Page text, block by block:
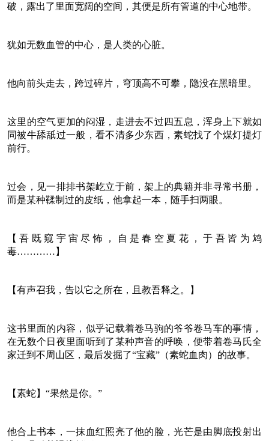
破，露出了里面宽阔的空间，其便是所有管道的中心地带。
犹如无数血管的中心，是人类的心脏。
他向前头走去，跨过碎片，穹顶高不可攀，隐没在黑暗里。
这里的空气更加的闷湿，走进去不过四五息，浑身上下就如
同被牛舔舐过一般，看不清多少东西，素蛇找了个煤灯提灯
前行。
过会，见一排排书架屹立于前，架上的典籍并非寻常书册，
而是某种鞣制过的皮纸，他拿起一本，随手扫两眼。
【吾既窥宇宙尽怖，自是春空夏花，于吾皆为鸩
毒…………】
【有声召我，告以它之所在，且教吾释之。】
这书里面的内容，似乎记载着卷马驹的爷爷卷马车的事情，
在无数个日夜里面听到了某种声音的呼唤，便带着卷马氏全
家迁到不周山区，最后发掘了“宝藏”（素蛇血肉）的故事。
【素蛇】“果然是你。”
他合上书本，一抹血红照亮了他的脸，光芒是由脚底投射出